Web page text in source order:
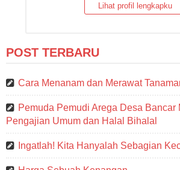
Lihat profil lengkapku
POST TERBARU
Cara Menanam dan Merawat
Pemuda Pemudi Arega Desa Bancar
Pengajian Umum dan Halal Bihalal
Ingatlah! Kita Hanyalah Sebagian